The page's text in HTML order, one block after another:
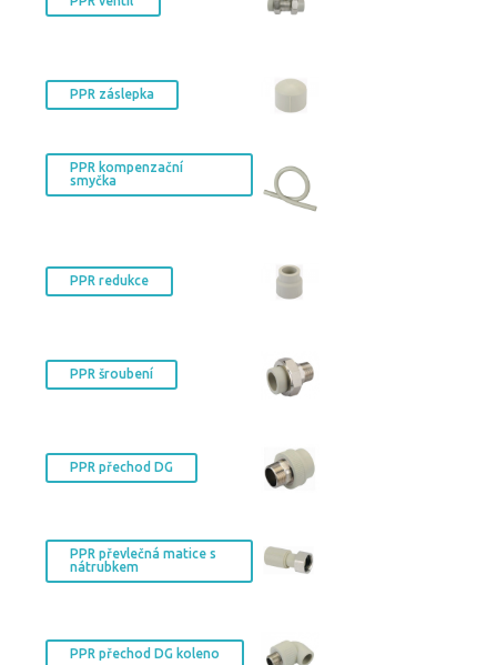
PPR záslepka
PPR kompenzační
smyčka
PPR redukce
PPR šroubení
PPR přechod DG
PPR převlečná matice s
nátrubkem
PPR přechod DG koleno